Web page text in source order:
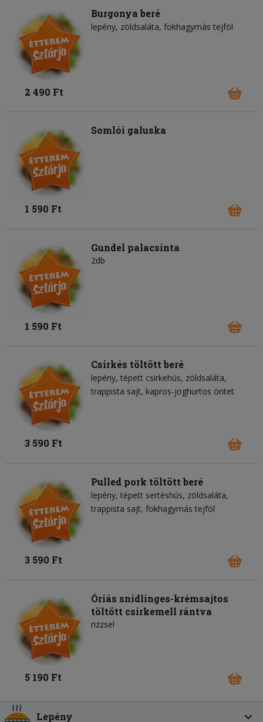
Burgonya beré
lepény zöldsaláta fokhagymás tejföl
2 490 Ft
Somlói galuska
1 590 Ft
Gundel palacsinta
2db
1 590 Ft
Csirkés töltött beré
lepény tépett csirkehús zöldsaláta
trappista sajt kapros-joghurtos öntet
3 590 Ft
Pulled pork töltött beré
lepény tépett sertéshús zöldsaláta
trappista sajt fokhagymás tejföl
3 590 Ft
Óriás snidlinges-krémsajtos
töltött csirkemell rántva
rizzsel
5 190 Ft
Lepény